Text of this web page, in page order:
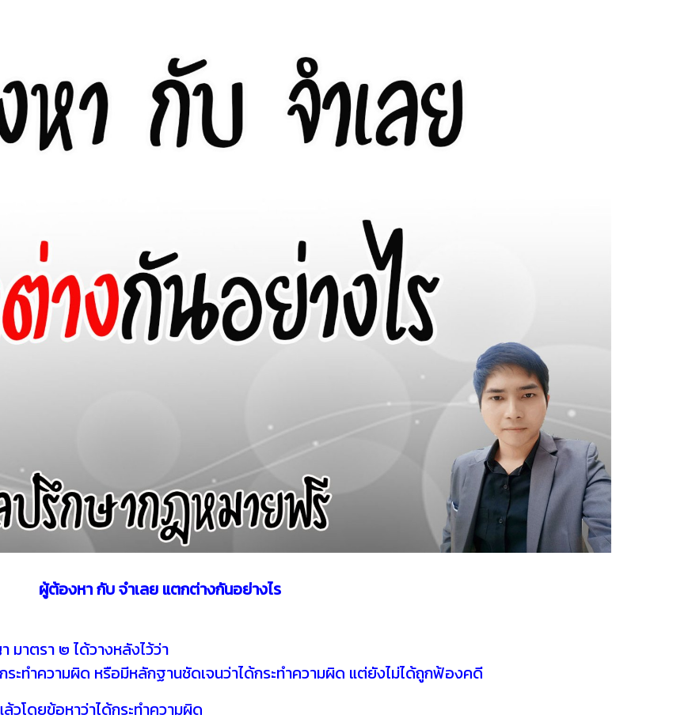
ผู้ต้องหา กับ จำเลย แตกต่างกันอย่างไร
าตรา ๒ ได้วางหลังไว้ว่า
ะทำความผิด หรือมีหลักฐานชัดเจนว่าได้กระทำความผิด แต่ยังไม่ได้ถูกฟ้องคดี
โดยข้อหาว่าได้กระทำความผิด